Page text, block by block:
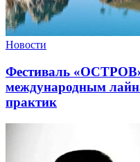
Новости
Фестиваль
международным
практик